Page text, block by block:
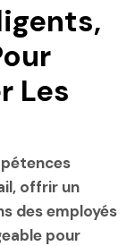
Les
offrir un
des employés
pour